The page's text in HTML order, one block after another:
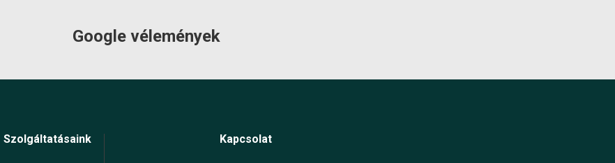
Google vélemények
Szolgáltatásaink Kapcsolat